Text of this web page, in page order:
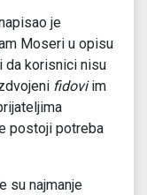
je
Moseri u opisu
da korisnici nisu
fidoviim
postoji potreba
su najmanje